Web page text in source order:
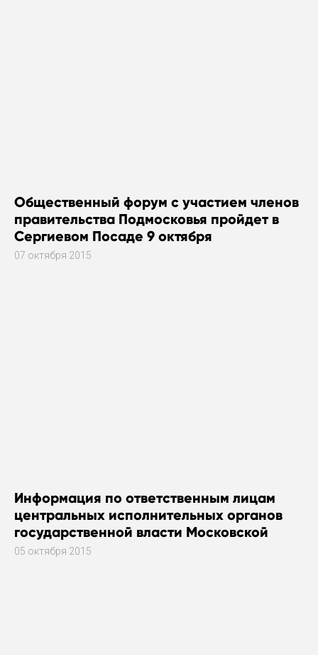
Общественный форум с участием членов
правительства Подмосковья пройдет в
Сергиевом Посаде 9 октября
07 октября 2015
Информация по ответственным лицам
центральных исполнительных органов
государственной власти Московской
области за работу в общественных
05 октября 2015